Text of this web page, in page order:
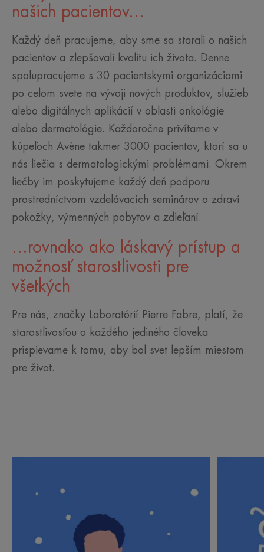
našich pacientov...
Každý deň pracujeme, aby sme sa starali o našich
pacientov a zlepšovali kvalitu ich života. Denne
spolupracujeme s 30 pacientskymi organizáciami
po celom svete na vývoji nových produktov, služieb
alebo digitálnych aplikácií v oblasti onkológie
alebo dermatológie. Každoročne privítame v
kúpeľoch Avène takmer 3000 pacientov, ktorí sa u
nás liečia s dermatologickými problémami. Okrem
liečby im poskytujeme každý deň podporu
prostredníctvom vzdelávacích seminárov o zdraví
pokožky, výmenných pobytov a zdieľaní.
...rovnako ako láskavý prístup a
možnosť starostlivosti pre
všetkých
Pre nás, značky Laboratórií Pierre Fabre, platí, že
starostlivosťou o každého jediného človeka
prispievame k tomu, aby bol svet lepším miestom
pre život.